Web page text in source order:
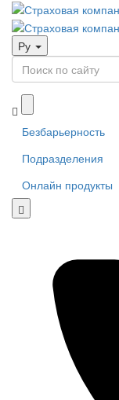
Ру
Безбарьерность
Подразделения
Онлайн продукты